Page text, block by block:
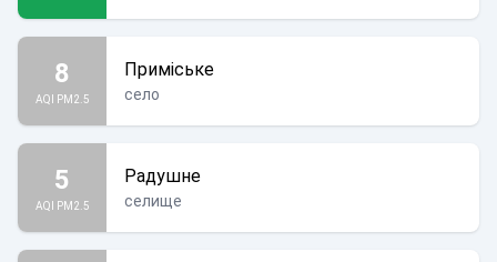
8
AQI PM2.5
Приміське
село
5
AQI PM2.5
Радушне
селище